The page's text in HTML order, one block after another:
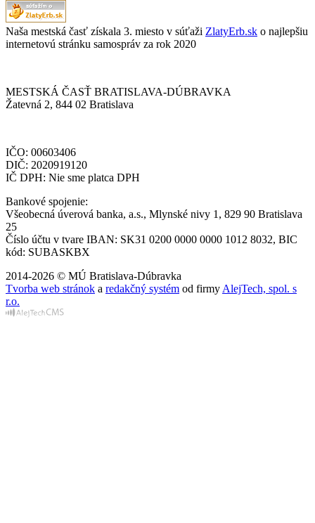
Naša mestská časť získala 3. miesto v súťaži ZlatyErb.sk o najlepšiu
internetovú stránku samospráv za rok 2020
MESTSKÁ ČASŤ BRATISLAVA-DÚBRAVKA
Žatevná 2, 844 02 Bratislava
IČO: 00603406
DIČ: 2020919120
IČ DPH: Nie sme platca DPH
Bankové spojenie:
Všeobecná úverová banka, a.s., Mlynské nivy 1, 829 90 Bratislava
25
Číslo účtu v tvare IBAN: SK31 0200 0000 0000 1012 8032, BIC
kód: SUBASKBX
2014-2026 © MÚ Bratislava-Dúbravka
Tvorba web stránok a redakčný systém od firmy AlejTech, spol. s
r.o.